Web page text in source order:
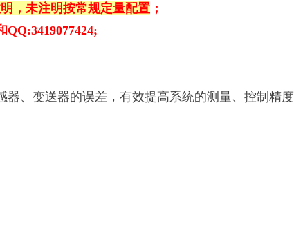
，未注明按常规定量配置 ；
QQ:3419077424;
、变送器的误差，有效提高系统的测量、控制精度